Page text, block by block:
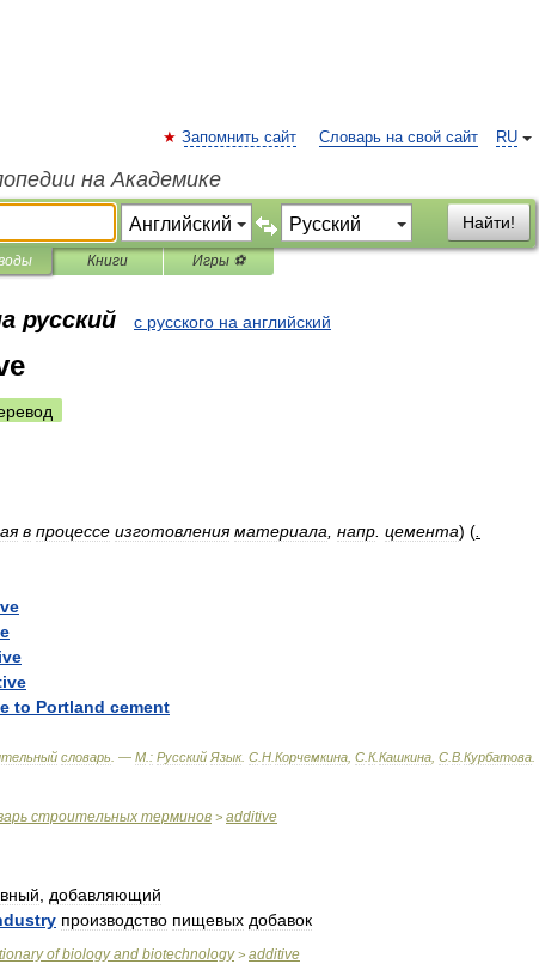
RU
Запомнить сайт Словарь на свой сайт
на Академике
Найти!
Книги Игры ⚽
русский с русского на английский
в процессе изготовления материала напр цемента) (
to Portland cement
словарь . — М : Русский Язык. С Н Корчемкина С К.Кашкина С В Курбатова
строительных терминов > additive
добавляющий
производство пищевых добавок
of biology and biotechnology> additive